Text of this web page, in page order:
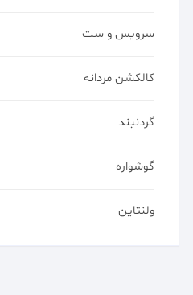
سرویس و ست
کالکشن مردانه
گردنبند
گوشواره
ولنتاین